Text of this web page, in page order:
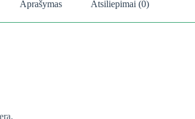
Aprašymas Atsiliepimai (0)